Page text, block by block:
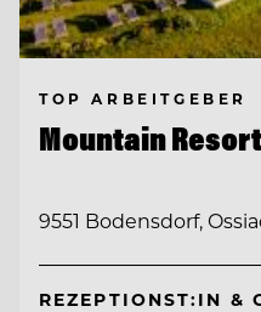
TOP ARBEITGEBER
Mountain
9551 Bodensdorf,
REZEPTIONST:IN &